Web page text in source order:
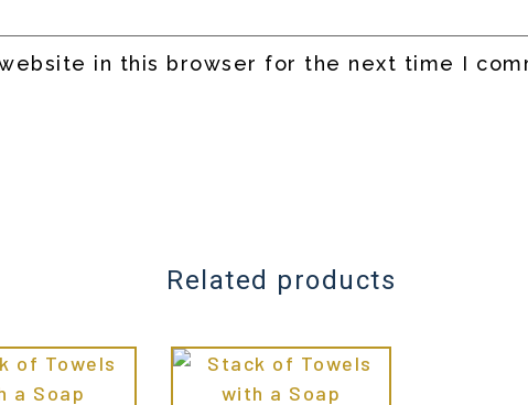
in this browser for the next time I
Related products